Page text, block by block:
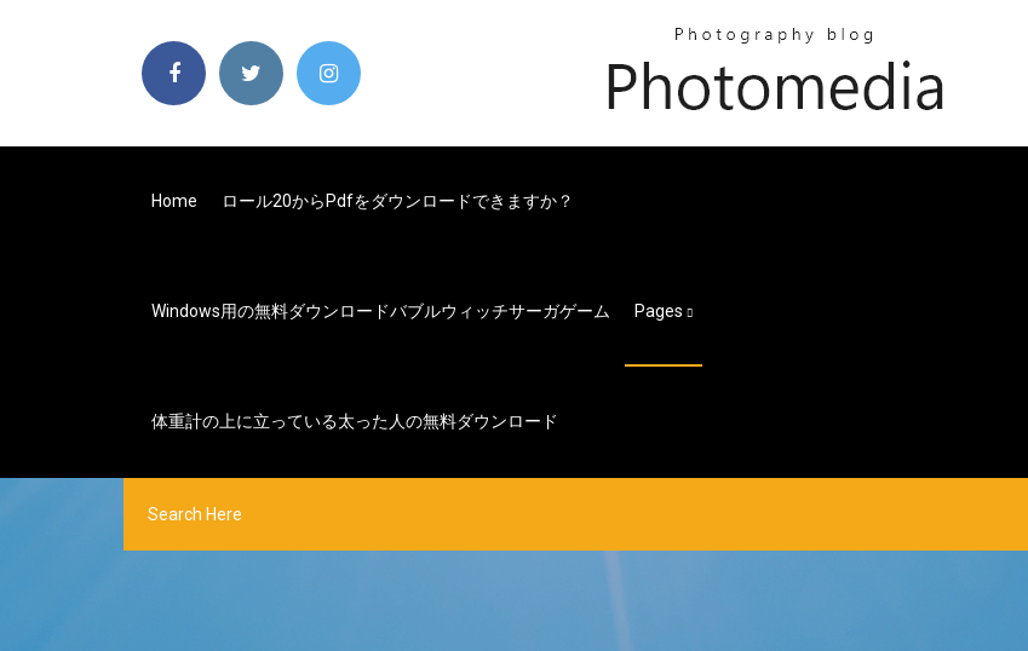
Home ロール20からpdfをダウンロードできますか？
Windows用の無料ダウンロードバブルウィッチサーガゲーム Pages
体重計の上に立っている太った人の無料ダウンロード